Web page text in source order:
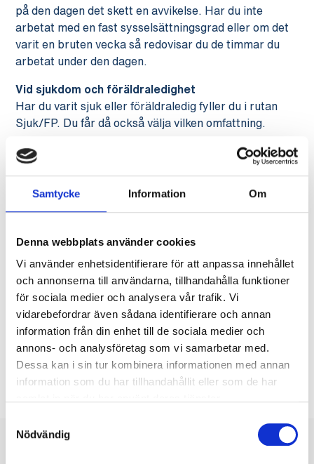
Samtycke Information Om
Denna webbplats använder cookies
Vi använder enhetsidentifierare för att anpassa innehållet
och annonserna till användarna, tillhandahålla funktioner
för sociala medier och analysera vår trafik. Vi
vidarebefordrar även sådana identifierare och annan
information från din enhet till de sociala medier och
annons- och analysföretag som vi samarbetar med.
Dessa kan i sin tur kombinera informationen med annan
information som du har tillhandahållit eller som de har
Nödvändig
på den dagen det skett en avvikelse. Har du inte
arbetat med en fast sysselsättningsgrad eller om det
varit en bruten vecka så redovisar du de timmar du
arbetat under den dagen.
Vid sjukdom och föräldraledighet
Har du varit sjuk eller föräldraledig fyller du i rutan
Sjuk/FP. Du får då också välja vilken omfattning.
Vid ledighet
Har du haft betald semester från en arbetsgivare
fyller du i rutan semester. Om du inte fått betald
Dela nyhet